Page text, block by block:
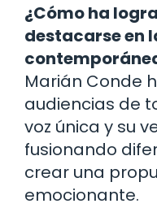
¿Cómo ha
destacarse en
Marián Conde
audiencias de
voz única y su
fusionando
crear una
emocionante.